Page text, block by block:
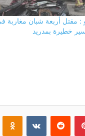
: مقتل أربعة شبان مغاربة
خطيرة بمدريد
بينتيريست